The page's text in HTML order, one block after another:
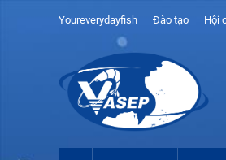
Youreverydayfish Đào tạo Hội